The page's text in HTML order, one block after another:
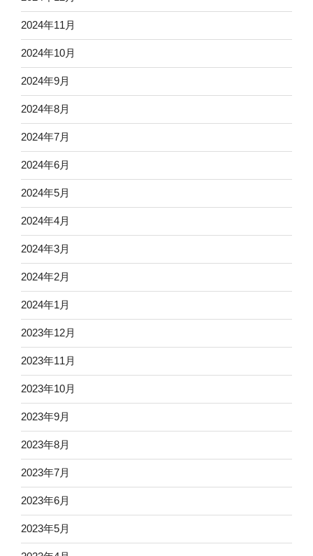
2024年11月
2024年10月
2024年9月
2024年8月
2024年7月
2024年6月
2024年5月
2024年4月
2024年3月
2024年2月
2024年1月
2023年12月
2023年11月
2023年10月
2023年9月
2023年8月
2023年7月
2023年6月
2023年5月